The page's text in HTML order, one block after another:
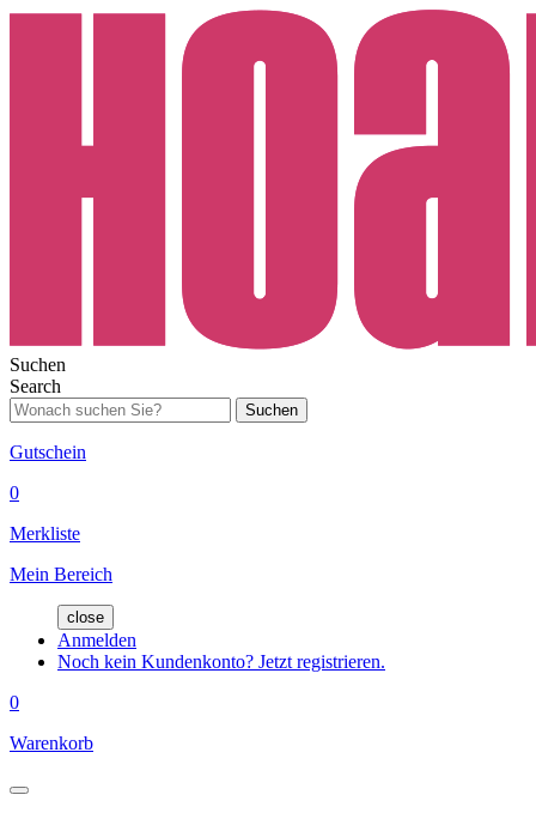
Suchen
Search
Suchen
Gutschein
0
Merkliste
Mein Bereich
close
Anmelden
Noch kein Kundenkonto? Jetzt registrieren.
0
Warenkorb